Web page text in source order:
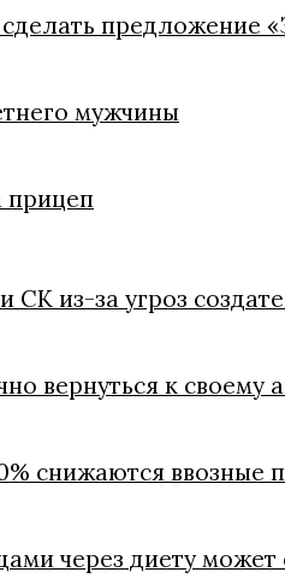
предложение
мужчины
прицеп
СК из-за угроз
вернуться к своему
снижаются ввозные
через диету может